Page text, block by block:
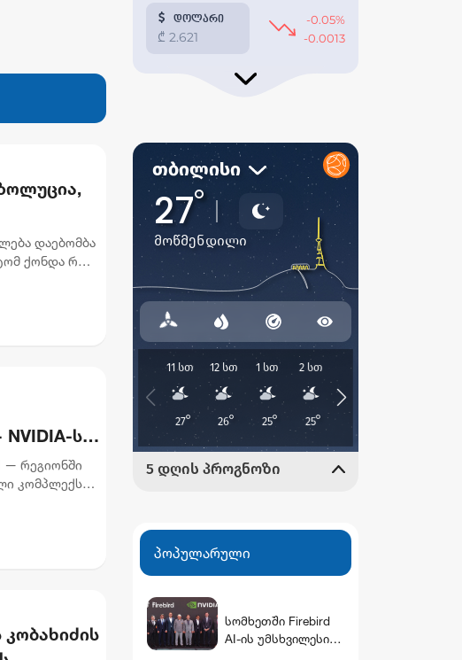
დაებომბა
ქონდა რომ,
ს
— რეგიონში
კომპლექსი,
პოპულარული
სომხეთში Firebird
AI-ის უმსხვილესი